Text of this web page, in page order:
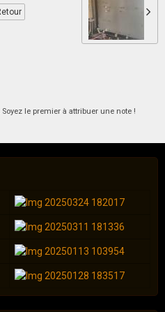
le premier à attribuer une note !